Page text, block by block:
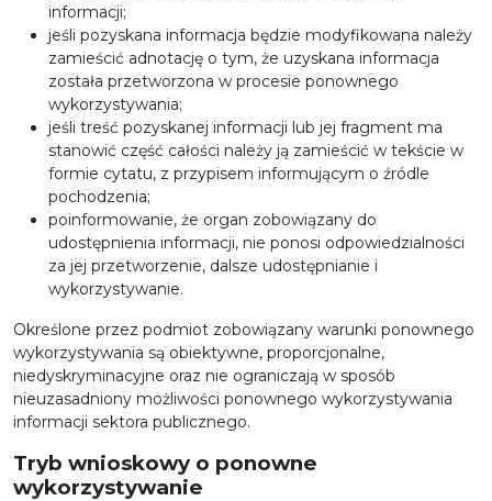
informacji;
jeśli pozyskana informacja będzie modyfikowana należy
zamieścić adnotację o tym, że uzyskana informacja
została przetworzona w procesie ponownego
wykorzystywania;
jeśli treść pozyskanej informacji lub jej fragment ma
stanowić część całości należy ją zamieścić w tekście w
formie cytatu, z przypisem informującym o źródle
pochodzenia;
poinformowanie, że organ zobowiązany do
udostępnienia informacji, nie ponosi odpowiedzialności
za jej przetworzenie, dalsze udostępnianie i
wykorzystywanie.
Określone przez podmiot zobowiązany warunki ponownego
wykorzystywania są obiektywne, proporcjonalne,
niedyskryminacyjne oraz nie ograniczają w sposób
nieuzasadniony możliwości ponownego wykorzystywania
informacji sektora publicznego.
Tryb wnioskowy o ponowne
wykorzystywanie